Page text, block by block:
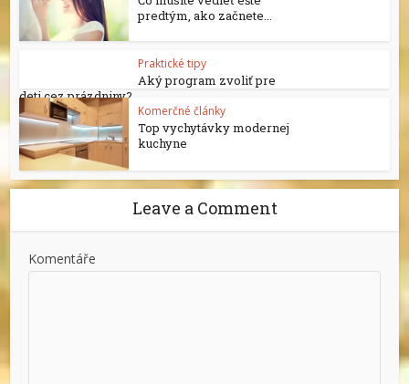
predtým, ako začnete...
Praktické tipy
Aký program zvoliť pre
deti cez prázdniny?
Komerčné články
Top vychytávky modernej
kuchyne
Leave a Comment
Komentáře